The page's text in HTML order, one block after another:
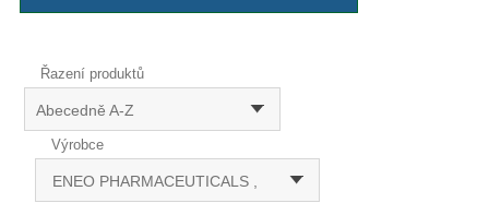
Řazení produktů
Abecedně A-Z
Výrobce
ENEO PHARMACEUTICALS ,